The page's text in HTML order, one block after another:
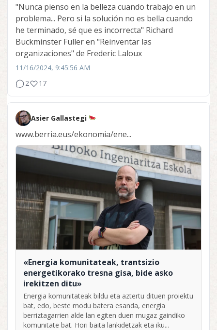
"Nunca pienso en la belleza cuando trabajo en un
problema... Pero si la solución no es bella cuando
he terminado, sé que es incorrecta" Richard
Buckminster Fuller en "Reinventar las
organizaciones" de Frederic Laloux
11/16/2024, 9:45:56 AM
2
17
Asier Gallastegi
www.berria.eus/ekonomia/ene...
«Energia komunitateak, trantsizio
energetikorako tresna gisa, bide asko
irekitzen ditu»
Energia komunitateak bildu eta aztertu dituen proiektu
bat, edo, beste modu batera esanda, energia
berriztagarrien alde lan egiten duen mugaz gaindiko
komunitate bat. Hori baita lankidetzak eta iku...